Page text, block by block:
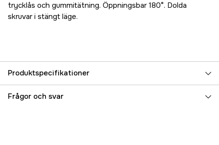
trycklås och gummitätning. Öppningsbar 180°. Dolda
skruvar i stängt läge.
Produktspecifikationer
Referensnummer 5000019756
Frågor och svar